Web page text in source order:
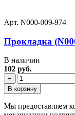
Арт. N000-009-974
Прокладка
В наличии
102 руб.
−
В корзину
Мы предоставляем